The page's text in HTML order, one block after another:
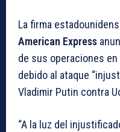
La firma
American Express
de sus operaciones en
debido al ataque
Vladimir Putin contra
“A la luz del